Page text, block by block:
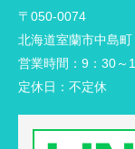
〒050-0074
北海道室蘭市中島
営業時間： 9：30～
定休日： 不定休